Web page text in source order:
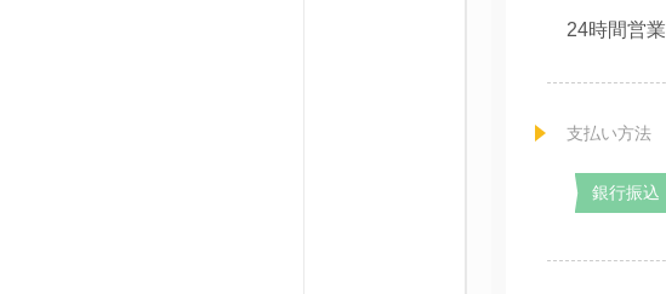
24時間営業
支払い方法
銀行振込